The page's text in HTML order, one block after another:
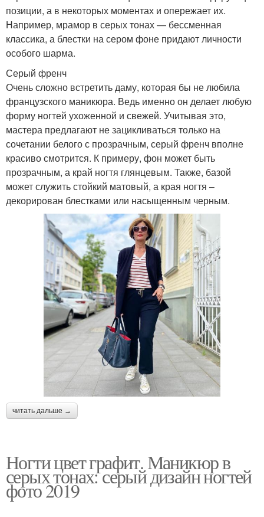
позиции, а в некоторых моментах и опережает их.
Например, мрамор в серых тонах — бессменная
классика, а блестки на сером фоне придают личности
особого шарма.
Серый френч
Очень сложно встретить даму, которая бы не любила
французского маникюра. Ведь именно он делает любую
форму ногтей ухоженной и свежей. Учитывая это,
мастера предлагают не зацикливаться только на
сочетании белого с прозрачным, серый френч вполне
красиво смотрится. К примеру, фон может быть
прозрачным, а край ногтя глянцевым. Также, базой
может служить стойкий матовый, а края ногтя –
декорирован блестками или насыщенным черным.
читать дальше →
Ногти цвет графит. Маникюр в
серых тонах: серый дизайн ногтей
фото 2019